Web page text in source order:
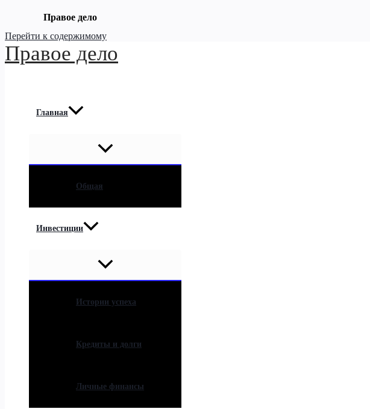
Правое дело
Перейти к содержимому
Правое дело
Главная
Общая
Инвестиции
Истории успеха
Кредиты и долги
Личные финансы